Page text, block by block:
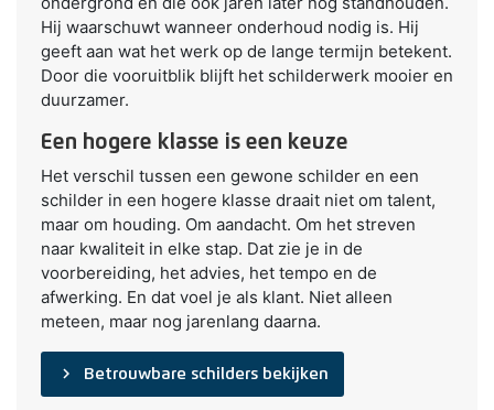
Hij waarschuwt wanneer onderhoud nodig is. Hij
geeft aan wat het werk op de lange termijn betekent.
Door die vooruitblik blijft het schilderwerk mooier en
duurzamer.
Een hogere klasse is een keuze
Het verschil tussen een gewone schilder en een
schilder in een hogere klasse draait niet om talent,
maar om houding. Om aandacht. Om het streven
naar kwaliteit in elke stap. Dat zie je in de
voorbereiding, het advies, het tempo en de
afwerking. En dat voel je als klant. Niet alleen
meteen, maar nog jarenlang daarna.
navigate_next Betrouwbare schilders bekijken